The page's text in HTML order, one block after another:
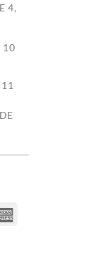
4,
10